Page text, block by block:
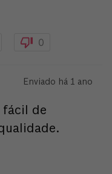
0
Enviado há 1 ano
fácil de